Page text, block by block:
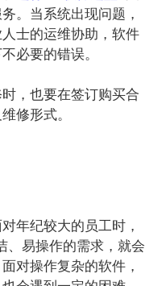
。当系统出现问题，
士的运维协助，软件
必要的错误。
，也要在签订购买合
修形式。
年纪较大的员工时，
、易操作的需求，就会
对操作复杂的软件，